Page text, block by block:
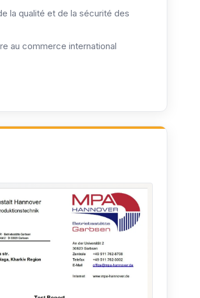
la qualité et de la sécurité des
au commerce international